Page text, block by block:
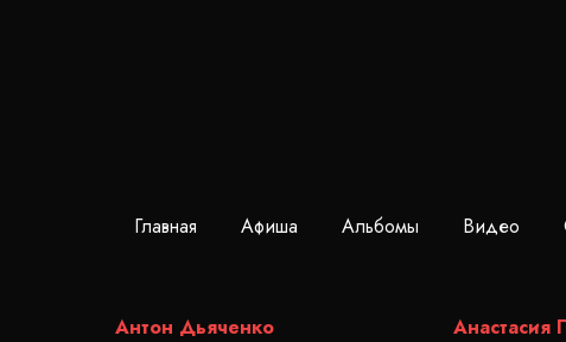
Главная Афиша Альбомы Видео
Антон Дьяченко Анастасия